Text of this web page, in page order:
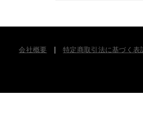
会社概要 |特定商取引法に基づく表